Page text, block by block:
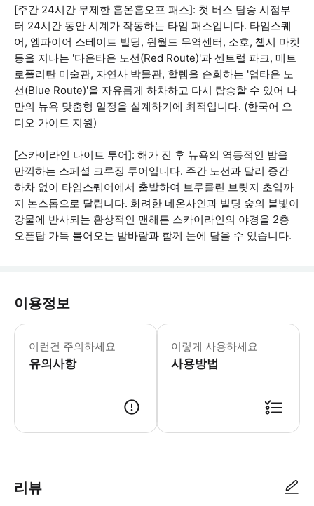
[주간 24시간 무제한 홉온홉오프 패스]: 첫 버스 탑승 시점부
터 24시간 동안 시계가 작동하는 타임 패스입니다. 타임스퀘
어, 엠파이어 스테이트 빌딩, 원월드 무역센터, 소호, 첼시 마켓
등을 지나는 '다운타운 노선(Red Route)'과 센트럴 파크, 메트
로폴리탄 미술관, 자연사 박물관, 할렘을 순회하는 '업타운 노
선(Blue Route)'을 자유롭게 하차하고 다시 탑승할 수 있어 나
만의 뉴욕 맞춤형 일정을 설계하기에 최적입니다. (한국어 오
디오 가이드 지원)
[스카이라인 나이트 투어]: 해가 진 후 뉴욕의 역동적인 밤을
만끽하는 스페셜 크루징 투어입니다. 주간 노선과 달리 중간
하차 없이 타임스퀘어에서 출발하여 브루클린 브릿지 초입까
지 논스톱으로 달립니다. 화려한 네온사인과 빌딩 숲의 불빛이
강물에 반사되는 환상적인 맨해튼 스카이라인의 야경을 2층
오픈탑 가득 불어오는 밤바람과 함께 눈에 담을 수 있습니다.
이용정보
이런건 주의하세요
유의사항
운영시간: 다운타운 투어: 08:00am –
이렇게 사용하세요
사용방법
리뷰